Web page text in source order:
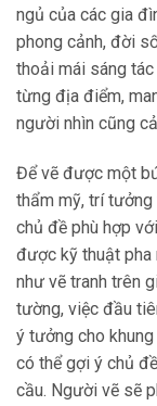
ngủ của các gia
phong cảnh, đời
thoải mái sáng
từng địa điểm,
người nhìn cũng
Để vẽ được một
thẩm mỹ, trí
chủ đề phù hợp
được kỹ thuật pha
như vẽ tranh trên
tường, việc đầu
ý tưởng cho
có thể gợi ý chủ
cầu. Người vẽ sẽ